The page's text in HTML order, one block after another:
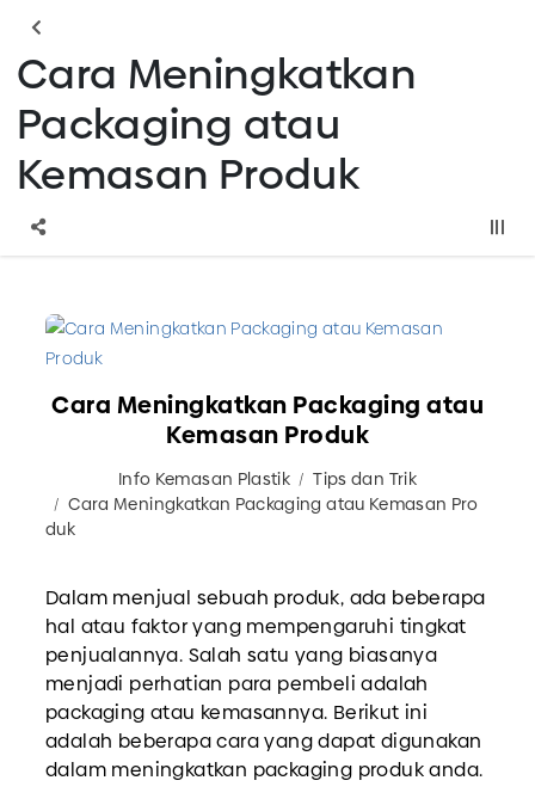
Cara Meningkatkan
Packaging atau
Kemasan Produk
Cara Meningkatkan Packaging atau
Kemasan Produk
Info Kemasan Plastik
Tips dan Trik
Cara Meningkatkan Packaging atau Kemasan Pro
duk
Dalam menjual sebuah produk, ada beberapa
hal atau faktor yang mempengaruhi tingkat
penjualannya. Salah satu yang biasanya
menjadi perhatian para pembeli adalah
packaging atau kemasannya. Berikut ini
adalah beberapa cara yang dapat digunakan
dalam meningkatkan packaging produk anda.